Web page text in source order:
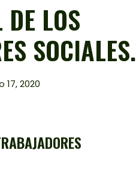
LOS
SOCIALES.
17, 2020